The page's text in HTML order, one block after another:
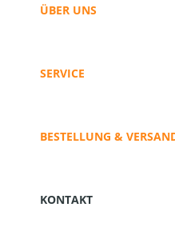
ÜBER UNS
SERVICE
BESTELLUNG &
KONTAKT